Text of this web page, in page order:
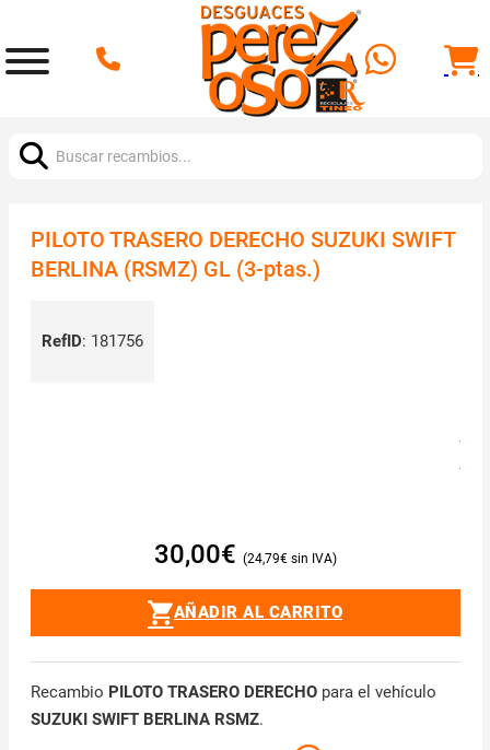
PILOTO TRASERO DERECHO SUZUKI SWIFT
BERLINA (RSMZ) GL (3-ptas.)
RefID: 181756
30,00€ 24,79€
AÑADIR AL CARRITO
Recambio PILOTO TRASERO DERECHOpara el vehículo
SUZUKI SWIFT BERLINA RSMZ.